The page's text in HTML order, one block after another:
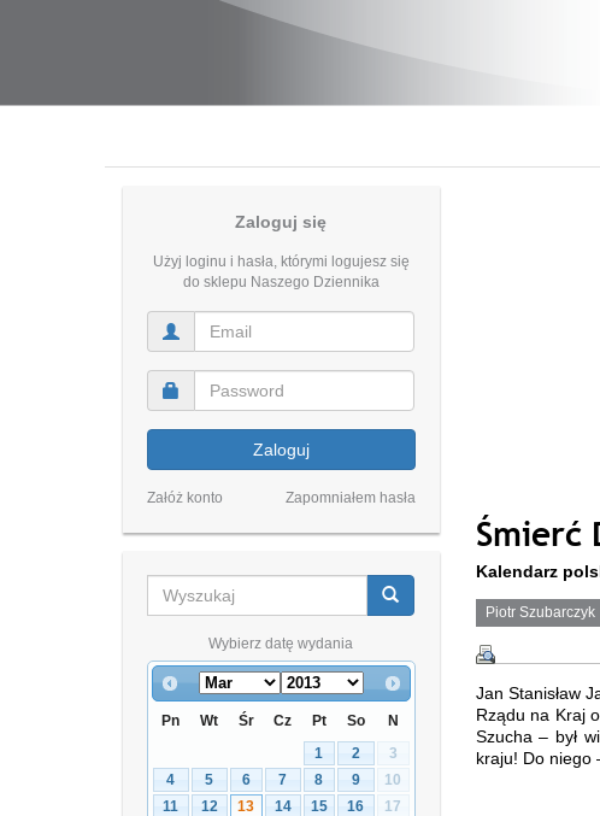
Zaloguj się
Użyj loginu i hasła, którymi logujesz się
do sklepu Naszego Dziennika
Zaloguj
Załóż konto Zapomniałem hasła
Wybierz datę wydania
Pn Wt Śr Cz Pt So
N
1
2
3
4
5 6 7 8 9
10
11
12 13 14 15 16
17
Śmierć
Kalendarz
Piotr Szubarczyk
Jan Stanisław
Rządu na Kraj
Szucha – był
kraju! Do niego